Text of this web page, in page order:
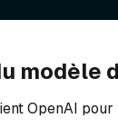
modèle
OpenAI